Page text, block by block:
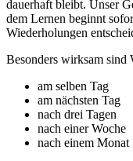
dauerhaft bleibt. Unser
dem Lernen beginnt
Wiederholungen
Besonders wirksam sind
am selben Tag
am nächsten Tag
nach drei Tagen
nach einer Woche
nach einem Monat